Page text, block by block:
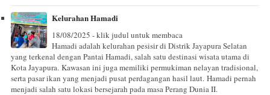
Kelurahan Hamadi
18/08/2025 - klik judul untuk membaca
Hamadi adalah kelurahan pesisir di Distrik Jayapura Selatan
yang terkenal dengan Pantai Hamadi, salah satu destinasi wisata utama di
Kota Jayapura. Kawasan ini juga memiliki permukiman nelayan tradisional,
serta pasar ikan yang menjadi pusat perdagangan hasil laut. Hamadi pernah
menjadi salah satu lokasi bersejarah pada masa Perang Dunia II.